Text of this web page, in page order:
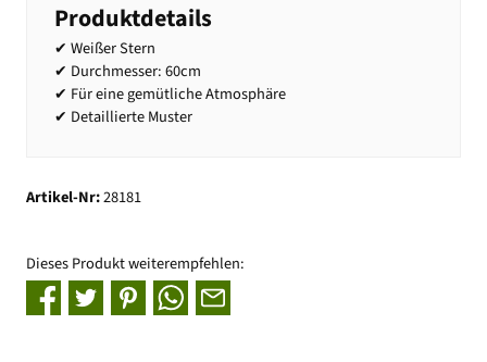
Produktdetails
✔ Weißer Stern
✔ Durchmesser: 60cm
✔ Für eine gemütliche Atmosphäre
✔ Detaillierte Muster
Artikel-Nr:28181
Dieses Produkt weiterempfehlen: